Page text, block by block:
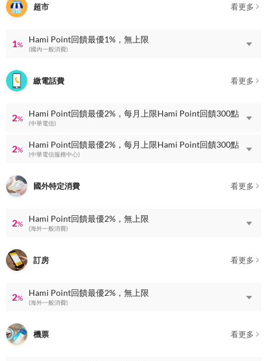
超市 看更多
1%
Hami Point回饋最優1%，無上限
(國內一般消費)
繳電話費 看更多
2%
Hami Point回饋最優2%，每月上限Hami Point回饋300點
(中華電信)
2%
Hami Point回饋最優2%，每月上限Hami Point回饋300點
(中華電信服務中心)
國外特定消費 看更多
2%
Hami Point回饋最優2%，無上限
(海外一般消費)
訂房 看更多
2%
Hami Point回饋最優2%，無上限
(海外一般消費)
機票 看更多